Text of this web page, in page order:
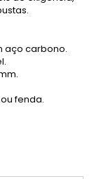
aço carbono.
fenda.